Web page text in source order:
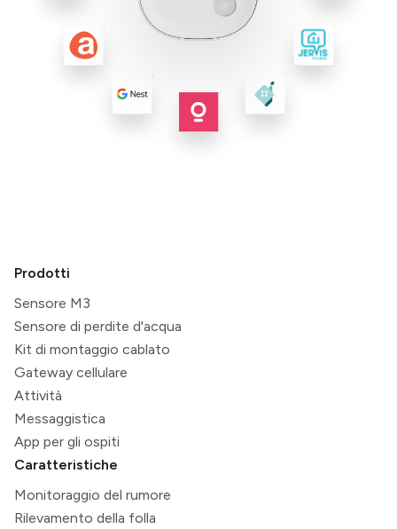
Prodotti
Sensore M3
Sensore di perdite d'acqua
Kit di montaggio cablato
Gateway cellulare
Attività
Messaggistica
App per gli ospiti
Caratteristiche
Monitoraggio del rumore
Rilevamento della folla